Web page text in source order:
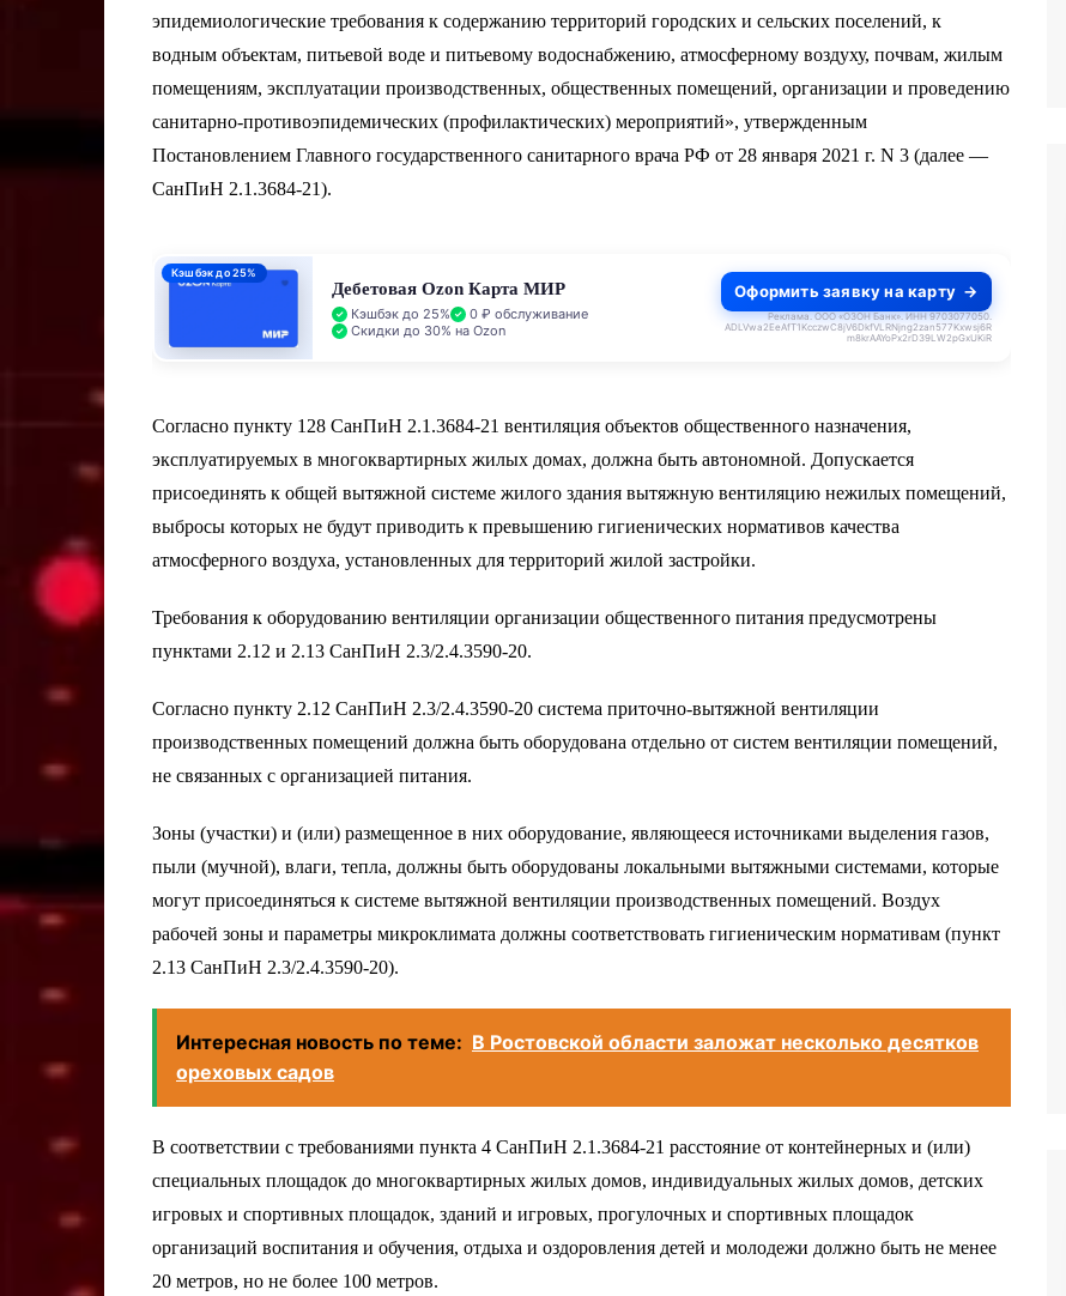
эпидемиологические требования к содержанию территорий городских и сельских поселений, к
водным объектам, питьевой воде и питьевому водоснабжению, атмосферному воздуху, почвам, жилым
помещениям, эксплуатации производственных, общественных помещений, организации и проведению
санитарно-противоэпидемических (профилактических) мероприятий», утвержденным
Постановлением Главного государственного санитарного врача РФ от 28 января 2021 г. N 3 (далее —
СанПиН 2.1.3684-21).
Кэшбэк до 25%
Дебетовая Ozon Карта МИР
Кэшбэк до 25%
0 ₽ обслуживание
Скидки до 30% на Ozon
Оформить заявку на карту
Реклама. ООО «ОЗОН Банк». ИНН 9703077050.
ADLVwa2EeAfT1KcczwC8jV6DkfVLRNjng2zan577Kxwsj6R
m8krAAYoPx2rD39LW2pGxUKiR
Согласно пункту 128 СанПиН 2.1.3684-21 вентиляция объектов общественного назначения,
эксплуатируемых в многоквартирных жилых домах, должна быть автономной. Допускается
присоединять к общей вытяжной системе жилого здания вытяжную вентиляцию нежилых помещений,
выбросы которых не будут приводить к превышению гигиенических нормативов качества
атмосферного воздуха, установленных для территорий жилой застройки.
Требования к оборудованию вентиляции организации общественного питания предусмотрены
пунктами 2.12 и 2.13 СанПиН 2.3/2.4.3590-20.
Согласно пункту 2.12 СанПиН 2.3/2.4.3590-20 система приточно-вытяжной вентиляции
производственных помещений должна быть оборудована отдельно от систем вентиляции помещений,
не связанных с организацией питания.
Зоны (участки) и (или) размещенное в них оборудование, являющееся источниками выделения газов,
пыли (мучной), влаги, тепла, должны быть оборудованы локальными вытяжными системами, которые
могут присоединяться к системе вытяжной вентиляции производственных помещений. Воздух
рабочей зоны и параметры микроклимата должны соответствовать гигиеническим нормативам (пункт
2.13 СанПиН 2.3/2.4.3590-20).
Интересная новость по теме: В Ростовской области заложат несколько десятков
ореховых садов
В соответствии с требованиями пункта 4 СанПиН 2.1.3684-21 расстояние от контейнерных и (или)
специальных площадок до многоквартирных жилых домов, индивидуальных жилых домов, детских
игровых и спортивных площадок, зданий и игровых, прогулочных и спортивных площадок
организаций воспитания и обучения, отдыха и оздоровления детей и молодежи должно быть не менее
20 метров, но не более 100 метров.